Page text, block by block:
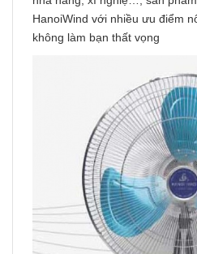
HanoiWind với nhiều ưu điểm
không làm bạn thất vọng